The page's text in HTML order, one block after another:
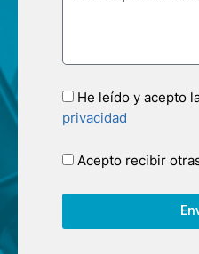
He leído y acepto
privacidad
Acepto recibir